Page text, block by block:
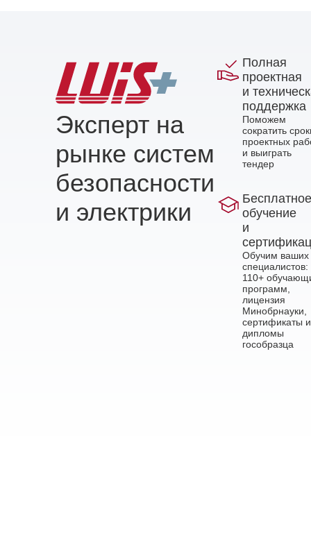
Эксперт на
рынке систем
безопасности
и электрики
Полная
проектная
и
поддержка
Поможем
сократить
проектных
и выиграть
тендер
Бесплатное
обучение
и
Обучим ваших
специалистов:
110+
программ,
лицензия
Минобрнауки,
сертификаты и
дипломы
гособразца